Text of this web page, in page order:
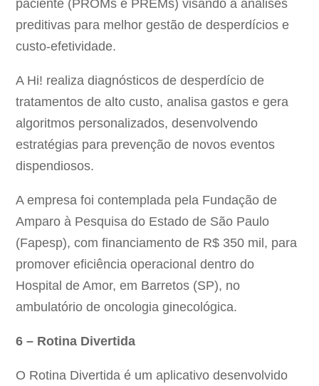
paciente (PROMs e PREMs) visando a análises
preditivas para melhor gestão de desperdícios e
custo-efetividade.
A Hi! realiza diagnósticos de desperdício de
tratamentos de alto custo, analisa gastos e gera
algoritmos personalizados, desenvolvendo
estratégias para prevenção de novos eventos
dispendiosos.
A empresa foi contemplada pela Fundação de
Amparo à Pesquisa do Estado de São Paulo
(Fapesp), com financiamento de R$ 350 mil, para
promover eficiência operacional dentro do
Hospital de Amor, em Barretos (SP), no
ambulatório de oncologia ginecológica.
6 – Rotina Divertida
O Rotina Divertida é um aplicativo desenvolvido